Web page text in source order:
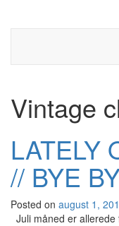
Vintage
LATELY
// BYE
Posted on august 1,
Juli måned er